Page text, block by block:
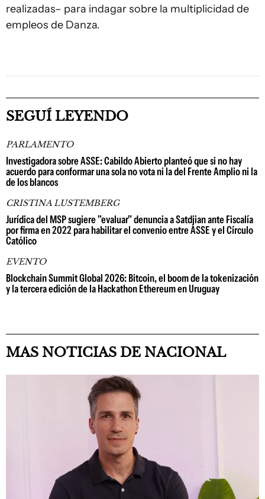
realizadas– para indagar sobre la multiplicidad de
empleos de Danza.
SEGUÍ LEYENDO
PARLAMENTO
Investigadora sobre ASSE: Cabildo Abierto planteó que si no hay
acuerdo para conformar una sola no vota ni la del Frente Amplio ni la
de los blancos
CRISTINA LUSTEMBERG
Jurídica del MSP sugiere "evaluar" denuncia a Satdjian ante Fiscalía
por firma en 2022 para habilitar el convenio entre ASSE y el Círculo
Católico
EVENTO
Blockchain Summit Global 2026: Bitcoin, el boom de la tokenización
y la tercera edición de la Hackathon Ethereum en Uruguay
MAS NOTICIAS DE NACIONAL